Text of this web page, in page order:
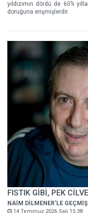
yıldızımın dördü de 60’lı
doruğuna erişmişlerdir.
FISTIK GİBİ, PEK
NAİM DİLMENER'LE
14 Temmuz 2026 Salı 15:38